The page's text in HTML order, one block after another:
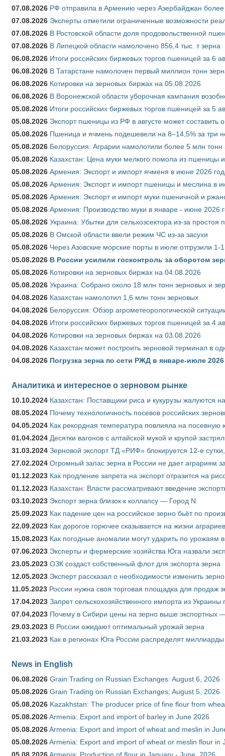
07.08.2026 РФ отправила в Армению через Азербайджан более
07.08.2026 Эксперты отметили ограниченные возможности
07.08.2026 В Ростовской области доля продовольственной
07.08.2026 В Липецкой области намолочено 856,4 тыс. т зерна
06.08.2026 Итоги российских биржевых торгов пшеницей за 6
06.08.2026 В Татарстане намолочен первый миллион тонн
06.08.2026 Котировки на зерновых биржах на 05.08.2026
06.08.2026 В Воронежской области уборочная кампания
05.08.2026 Итоги российских биржевых торгов пшеницей за 5
05.08.2026 Экспорт пшеницы из РФ в августе может составить
05.08.2026 Пшеница и ячмень подешевели на 8–14,5% за три
05.08.2026 Белоруссия: Аграрии намолотили более 5 млн тонн
05.08.2026 Казахстан: Цена муки мелкого помола из пшеницы
05.08.2026 Армения: Экспорт и импорт ячменя в июне 2026
05.08.2026 Армения: Экспорт и импорт пшеницы и меслина в
05.08.2026 Армения: Экспорт и импорт муки пшеничной и
05.08.2026 Армения: Производство муки в январе - июне 2026
05.08.2026 Украина: Убытки для сельхозсектора из-за простоя
05.08.2026 В Омской области ввели режим ЧС из-за засухи
05.08.2026 Через Азовские морские порты в июле отгрузили
05.08.2026 В России усилили госконтроль за оборотом
05.08.2026 Котировки на зерновых биржах на 04.08.2026
05.08.2026 Украина: Собрано около 18 млн тонн зерновых и
04.08.2026 Казахстан намолотил 1,6 млн тонн зерновых
04.08.2026 Белоруссия: Обзор агрометеорологической
04.08.2026 Итоги российских биржевых торгов пшеницей за 4
04.08.2026 Котировки на зерновых биржах на 03.08.2026
04.08.2026 Казахстан может построить зерновой терминал в
04.08.2026 Погрузка зерна по сети РЖД в январе-июле
Аналитика и интересное о зерновом рынке
10.10.2024 Казахстан: Поставщики риса и кукурузы жалуются
08.05.2024 Почему технологичность посевов российских
04.05.2024 Как рекордная температура повлияла на
01.04.2024 Десятки вагонов с алтайской мукой и крупой
31.03.2024 Зерновой экспорт ТД «РИФ» блокируется 12-е
27.02.2024 Огромный запас зерна в России не дает аграриям
01.12.2023 Как продление запрета на экспорт отразится на
01.12.2023 Казахстан: Власти рассматривают введение
03.10.2023 Экспорт зерна близок к коллапсу — Город N
25.09.2023 Как падение цен на российское зерно бьёт по
22.09.2023 Как дорогое горючее сказывается на жизни аграриев
15.08.2023 Как погодные аномалии могут ударить по урожаям
07.06.2023 Эксперты и фермерские хозяйства Юга назвали
23.05.2023 ОЗК создаст собственный флот для экспорта зерна
12.05.2023 Эксперт рассказал о необходимости изменить
11.05.2023 России нужна своя торговая площадка для продаж
17.04.2023 Запрет сельскохозяйственного импорта из
07.04.2023 Почему в Сибири цены на зерно выше экспортных
29.03.2023 В России ожидают оптимальный урожай зерна
21.03.2023 Как в регионах Юга России распределят
News in English
06.08.2026 Grain Trading on Russian Exchanges: August 6, 2026
05.08.2026 Grain Trading on Russian Exchanges: August 5, 2026
05.08.2026 Kazakhstan: The producer price of fine flour from
05.08.2026Armenia: Export and import of barley in June 2026
05.08.2026Armenia: Export and import of wheat and meslin in
05.08.2026Armenia: Export and import of wheat or meslin flour in